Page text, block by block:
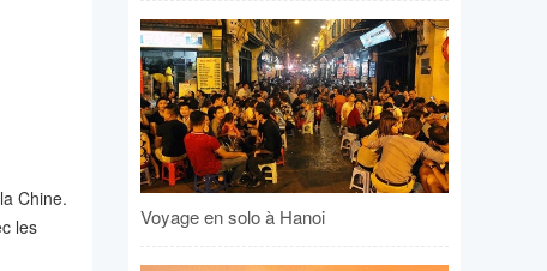
Chine.
les
Voyage en solo à Hanoi